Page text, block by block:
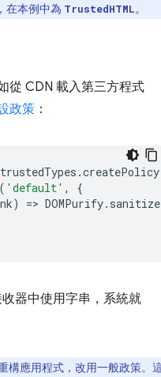
在本例中為 TrustedHTML。
從 CDN 載入第三方程式
政策 ：
trustedTypes .createPolicy
( 'default' ,
{
) => DOMPurify. sanitize
器中使用字串，系統就
構應用程式，改用一般政策。